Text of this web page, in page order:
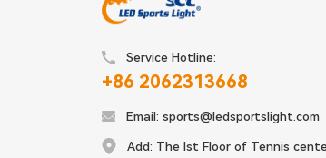
Service Hotline:
+86 2062313668
Email: sports@ledsportslight.com
Add: The lst Floor of Tennis